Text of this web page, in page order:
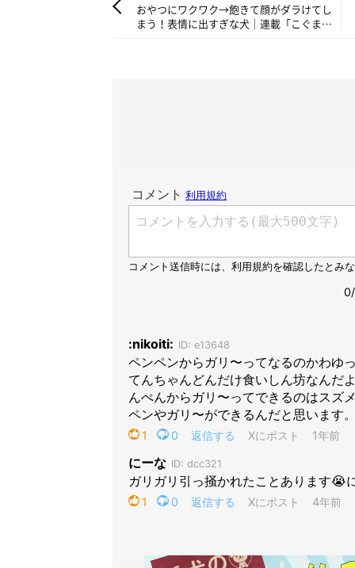
おやつにワクワク→飽きて顔がダラけてし
まう！表情に出すぎな犬｜連載「こぐま犬